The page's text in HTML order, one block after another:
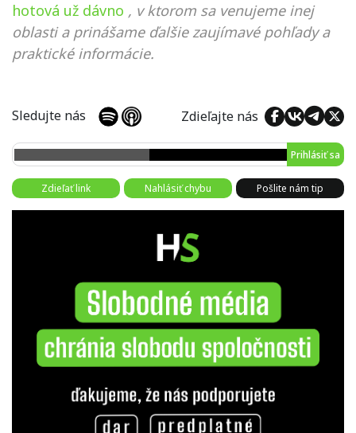
hotová už dávno , v ktorom sa venujeme inej
oblasti a prinášame ďalšie zaujímavé pohľady a
praktické informácie.
Sledujte nás Zdieľajte nás
Prihlásiť sa
Zdieľať link Nahlásiť chybu Pošlite nám tip